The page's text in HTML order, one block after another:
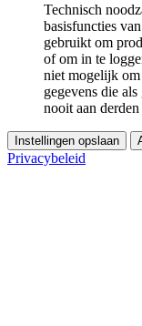
Technisch
basisfuncties
gebruikt om
of om in te
niet mogelijk om
gegevens die
nooit aan
Instellingen opslaan
Privacybeleid